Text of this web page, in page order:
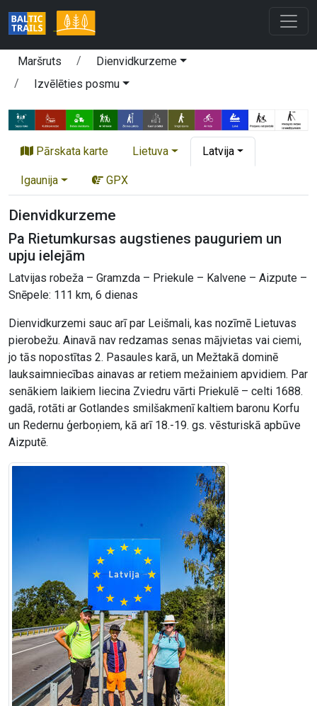
Maršruts
Dienvidkurzeme
Izvēlēties posmu
Pārskata karte Lietuva Latvija
Igaunija GPX
Dienvidkurzeme
Pa Rietumkursas augstienes pauguriem un
upju ielejām
Latvijas robeža – Gramzda – Priekule – Kalvene – Aizpute –
Snēpele: 111 km, 6 dienas
Dienvidkurzemi sauc arī par Leišmali, kas nozīmē Lietuvas
pierobežu. Ainavā nav redzamas senas mājvietas vai ciemi,
jo tās nopostītas 2. Pasaules karā, un Mežtakā dominē
lauksaimniecības ainavas ar retiem mežainiem apvidiem. Par
senākiem laikiem liecina Zviedru vārti Priekulē – celti 1688.
gadā, rotāti ar Gotlandes smilšakmenī kaltiem baronu Korfu
un Redernu ģerboņiem, kā arī 18.-19. gs. vēsturiskā apbūve
Aizputē.